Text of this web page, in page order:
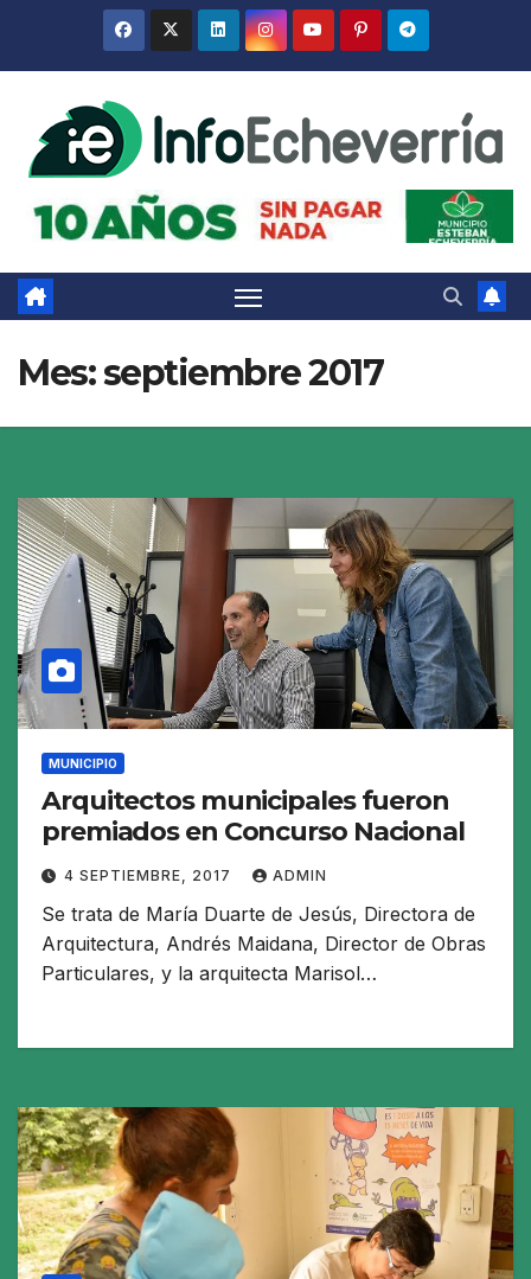
Mes:septiembre 2017
MUNICIPIO
Arquitectos municipales fueron
premiados en Concurso Nacional
4 SEPTIEMBRE, 2017 ADMIN
Se trata de María Duarte de Jesús, Directora de
Arquitectura, Andrés Maidana, Director de Obras
Particulares, y la arquitecta Marisol…